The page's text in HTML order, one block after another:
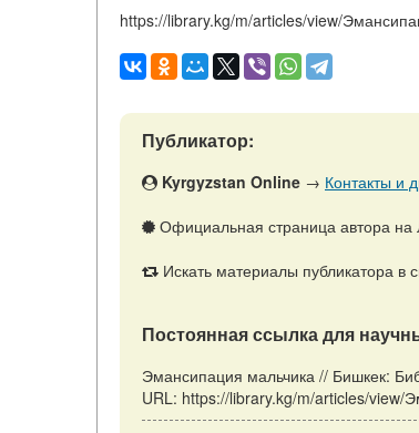
https://library.kg/m/articles/view/
Публикатор:
Kyrgyzstan Online → Контакты и
Официальная страница автора на
Искать материалы публикатора в
Постоянная ссылка для
Эмансипация мальчика // Бишкек:
URL: https://library.kg/m/articles/view/